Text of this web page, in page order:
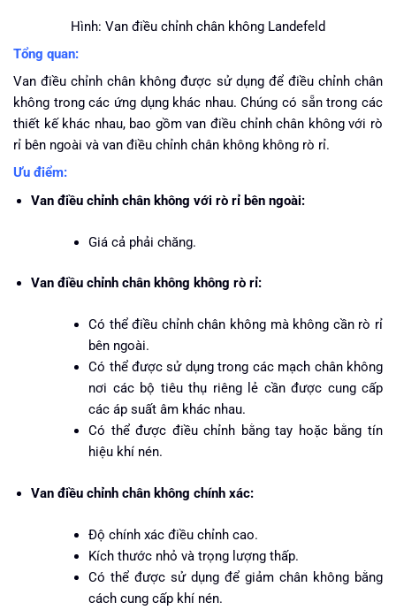
Hình: Van điều chỉnh chân không Landefeld
Tổng quan:
Van điều chỉnh chân không được sử dụng để điều chỉnh chân
không trong các ứng dụng khác nhau. Chúng có sẵn trong các
thiết kế khác nhau, bao gồm van điều chỉnh chân không với rò
rỉ bên ngoài và van điều chỉnh chân không không rò rỉ.
Ưu điểm:
Van điều chỉnh chân không với rò rỉ bên ngoài:
Giá cả phải chăng.
Van điều chỉnh chân không không rò rỉ:
Có thể điều chỉnh chân không mà không cần rò rỉ
bên ngoài.
Có thể được sử dụng trong các mạch chân không
nơi các bộ tiêu thụ riêng lẻ cần được cung cấp
các áp suất âm khác nhau.
Có thể được điều chỉnh bằng tay hoặc bằng tín
hiệu khí nén.
Van điều chỉnh chân không chính xác:
Độ chính xác điều chỉnh cao.
Kích thước nhỏ và trọng lượng thấp.
Có thể được sử dụng để giảm chân không bằng
cách cung cấp khí nén.